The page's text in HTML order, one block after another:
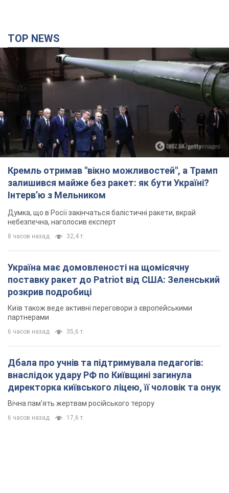
TOP NEWS
Кремль отримав "вікно можливостей", а Трамп
залишився майже без ракет: як бути Україні?
Інтерв’ю з Мельником
Думка, що в Росії закінчаться балістичні ракети, вкрай
небезпечна, наголосив експерт
8 часов назад 32,4 т.
Україна має домовленості на щомісячну
поставку ракет до Patriot від США: Зеленський
розкрив подробиці
Київ також веде активні переговори з європейськими
партнерами
6 часов назад 35,6 т.
Дбала про учнів та підтримувала педагогів:
внаслідок удару РФ по Київщині загинула
директорка київського ліцею, її чоловік та онук
Вічна пам'ять жертвам російського терору
6 часов назад 17,6 т.